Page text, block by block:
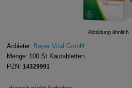
Abbildung ähnlich
Anbieter: Bayer Vital GmbH
Menge: 100 St Kautabletten
PZN: 14329991